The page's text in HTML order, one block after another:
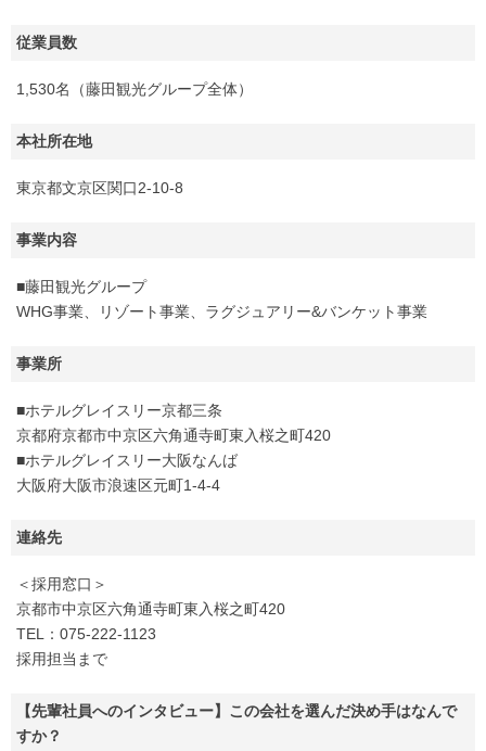
従業員数
1,530名（藤田観光グループ全体）
本社所在地
東京都文京区関口2-10-8
事業内容
■藤田観光グループ
WHG事業、リゾート事業、ラグジュアリー&バンケット事業
事業所
■ホテルグレイスリー京都三条
京都府京都市中京区六角通寺町東入桜之町420
■ホテルグレイスリー大阪なんば
大阪府大阪市浪速区元町1-4-4
連絡先
＜採用窓口＞
京都市中京区六角通寺町東入桜之町420
TEL：075-222-1123
採用担当まで
【先輩社員へのインタビュー】この会社を選んだ決め手はなんで
すか？